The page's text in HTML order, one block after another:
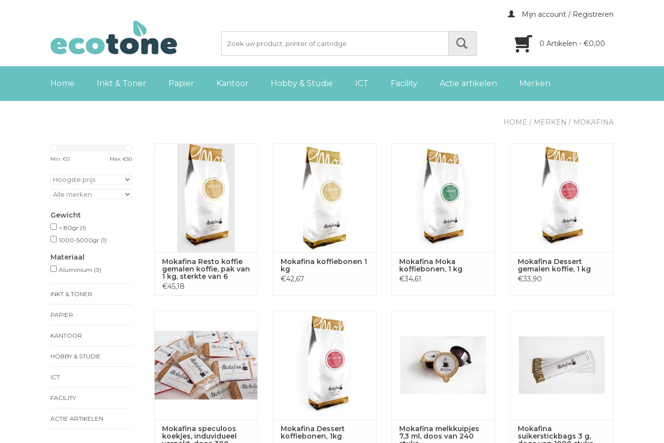
Mijn account / Registreren
0 Artikelen - €0,00
Home Inkt & Toner Papier Kantoor Hobby & Studie ICT Facility Actie artikelen Merken
HOME / MERKEN / MOKAFINA
Min: €0 Max: €50
Gewicht
< 80gr (1)
1000-5000gr (1)
Materiaal
Aluminium (3)
INKT & TONER
PAPIER
KANTOOR
HOBBY & STUDIE
ICT
FACILITY
ACTIE ARTIKELEN
Mokafina Resto koffie gemalen
koffie, pak van 1 kg, sterkte van 6
TOEVOEGEN AAN
WINKELWAGEN
Mokafina Resto koffie
gemalen koffie, pak van
1 kg, sterkte van 6
€45,18
Mokafina koffiebonen 1 kg
TOEVOEGEN AAN
WINKELWAGEN
Mokafina koffiebonen 1
kg
€42,67
Mokafina Moka koffiebonen, 1 kg
TOEVOEGEN AAN
WINKELWAGEN
Mokafina Moka
koffiebonen, 1 kg
€34,61
Mokafina Dessert gemalen koffie,
1 kg
TOEVOEGEN AAN
WINKELWAGEN
Mokafina Dessert
gemalen koffie, 1 kg
€33,90
TOEVOEGEN AAN
WINKELWAGEN
Mokafina speculoos
koekjes, induvidueel
Mokafina Dessert koffiebonen,
1kg
TOEVOEGEN AAN
WINKELWAGEN
Mokafina Dessert
koffiebonen, 1kg
TOEVOEGEN AAN
WINKELWAGEN
Mokafina melkkuipjes
7,3 ml, doos van 240
WINKELWAGEN
Mokafina
suikerstickbags 3 g,